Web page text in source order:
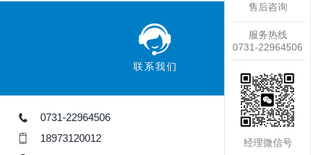
联系我们
0731-22964506
18973120012
售后咨询
服务热线
0731-22964506
经理微信号